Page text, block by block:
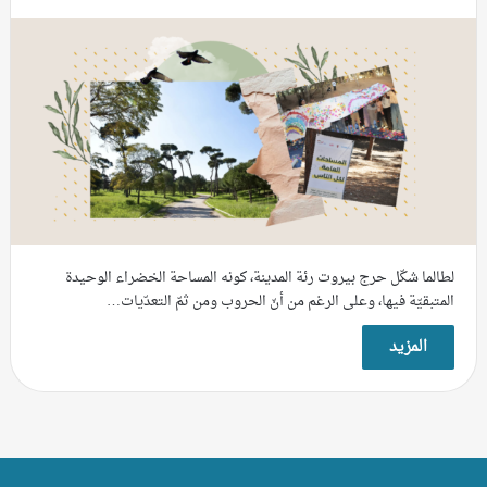
لطالما شكّل حرج بيروت رئة المدينة، كونه المساحة الخضراء الوحيدة
المتبقيّة فيها، وعلى الرغم من أنّ الحروب ومن ثمّ التعدّيات…
المزيد